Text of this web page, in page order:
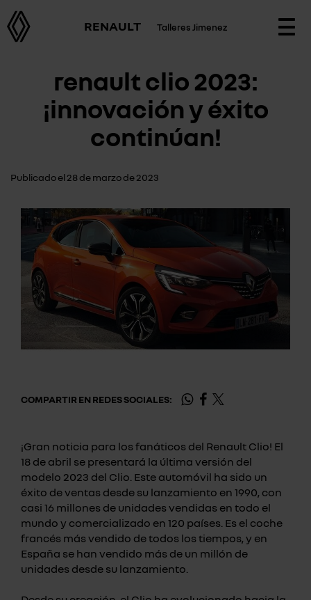
RENAULT Talleres Jimenez
renault clio 2023:
¡innovación y éxito
continúan!
Publicado el 28 de marzo de 2023
COMPARTIR EN REDES SOCIALES:
¡Gran noticia para los fanáticos del Renault Clio! El
18 de abril se presentará la última versión del
modelo 2023 del Clio. Este automóvil ha sido un
éxito de ventas desde su lanzamiento en 1990, con
casi 16 millones de unidades vendidas en todo el
mundo y comercializado en 120 países. Es el coche
francés más vendido de todos los tiempos, y en
España se han vendido más de un millón de
unidades desde su lanzamiento.